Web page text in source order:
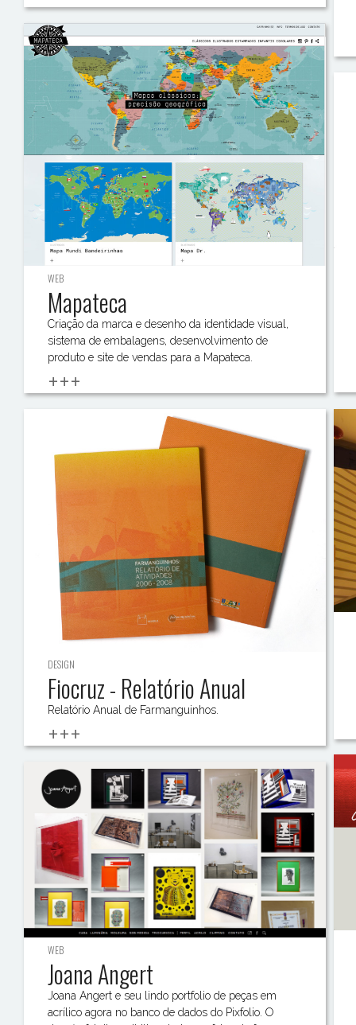
WEB
Mapateca
Criação da marca e desenho da identidade visual,
sistema de embalagens, desenvolvimento de
produto e site de vendas para a Mapateca.
+++
DESIGN
Fiocruz - Relatório Anual
Relatório Anual de Farmanguinhos.
+++
WEB
Joana Angert
Joana Angert e seu lindo portfolio de peças em
acrílico agora no banco de dados do Pixfolio. O